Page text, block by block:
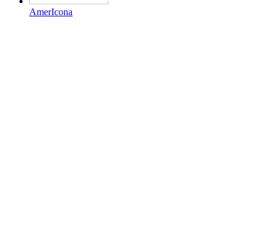
AmerIcona